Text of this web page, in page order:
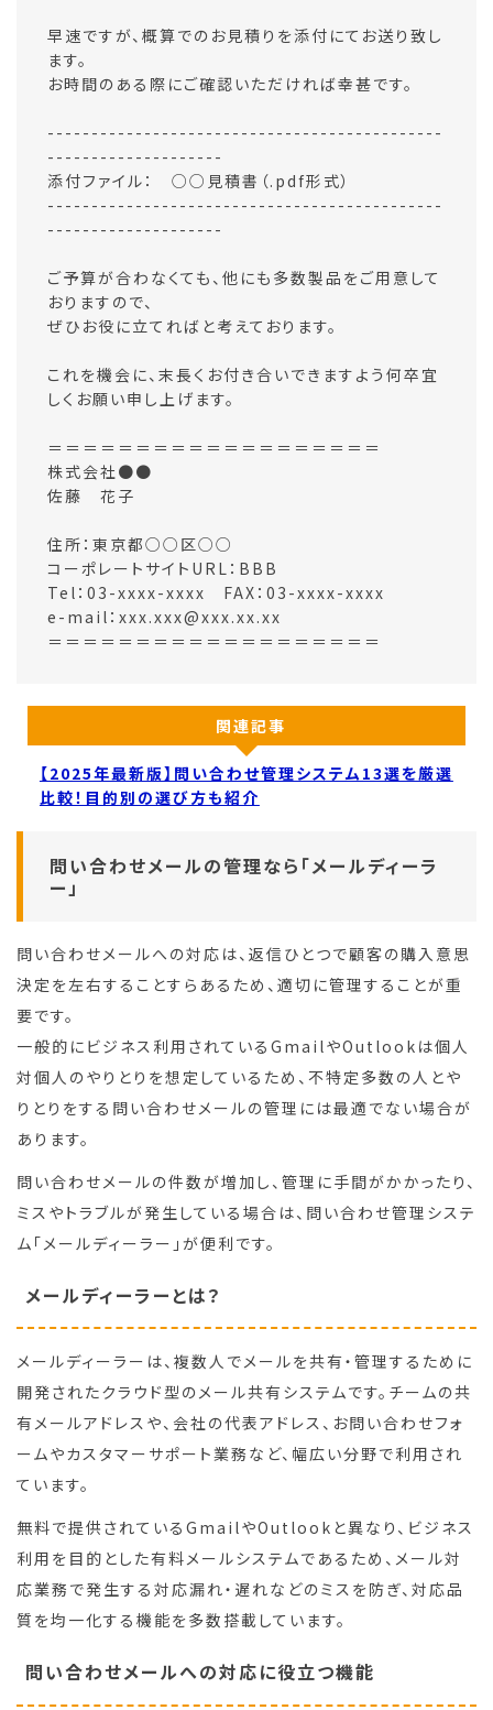
早速ですが、概算でのお見積りを添付にてお送り致し
ます。
お時間のある際にご確認いただければ幸甚です。
---------------------------------------------
--------------------
添付ファイル： ○○見積書（.pdf形式）
---------------------------------------------
--------------------
ご予算が合わなくても、他にも多数製品をご用意して
おりますので、
ぜひお役に立てればと考えております。
これを機会に、末長くお付き合いできますよう何卒宜
しくお願い申し上げます。
＝＝＝＝＝＝＝＝＝＝＝＝＝＝＝＝＝＝＝
株式会社●●
佐藤 花子
住所：東京都○○区○○
コーポレートサイトURL：BBB
Tel：03-xxxx-xxxx FAX：03-xxxx-xxxx
e-mail：xxx.xxx@xxx.xx.xx
＝＝＝＝＝＝＝＝＝＝＝＝＝＝＝＝＝＝＝
関連記事
【2025年最新版】問い合わせ管理システム13選を厳選
比較！目的別の選び方も紹介
問い合わせメールの管理なら「メールディーラ
ー」
問い合わせメールへの対応は、返信ひとつで顧客の購入意思
決定を左右することすらあるため、適切に管理することが重
要です。
一般的にビジネス利用されているGmailやOutlookは個人
対個人のやりとりを想定しているため、不特定多数の人とや
りとりをする問い合わせメールの管理には最適でない場合が
あります。
問い合わせメールの件数が増加し、管理に手間がかかったり、
ミスやトラブルが発生している場合は、問い合わせ管理システ
ム「メールディーラー」が便利です。
メールディーラーとは？
メールディーラーは、複数人でメールを共有・管理するために
開発されたクラウド型のメール共有システムです。チームの共
有メールアドレスや、会社の代表アドレス、お問い合わせフォ
ームやカスタマーサポート業務など、幅広い分野で利用され
ています。
無料で提供されているGmailやOutlookと異なり、ビジネス
利用を目的とした有料メールシステムであるため、メール対
応業務で発生する対応漏れ・遅れなどのミスを防ぎ、対応品
質を均一化する機能を多数搭載しています。
問い合わせメールへの対応に役立つ機能